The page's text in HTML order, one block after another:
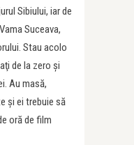
Sibiului, iar de
Suceava,
Stau acolo
de la zero şi
Au masă,
şi ei trebuie să
oră de film